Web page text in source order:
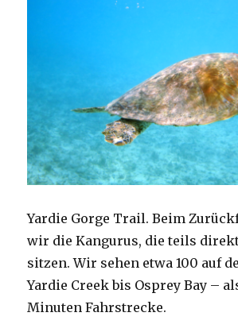
Yardie Gorge Trail. Beim
wir die Kangurus, die teils
sitzen. Wir sehen etwa 100 auf
Yardie Creek bis Osprey Bay –
Minuten Fahrstrecke.